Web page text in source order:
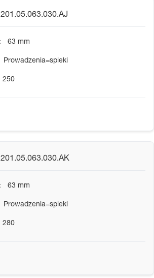
201.05.063.030.AJ
63 mm
Prowadzenia=spieki
250
201.05.063.030.AK
63 mm
Prowadzenia=spieki
280